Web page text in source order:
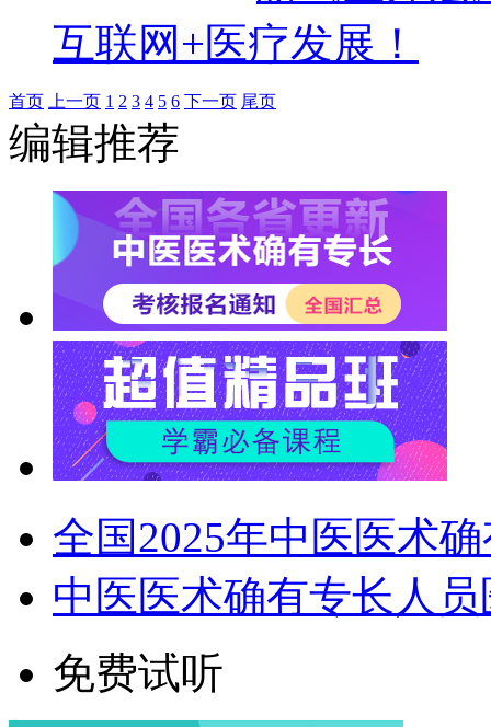
互联网+医疗发展！
首页 上一页 1 2 3 4 5 6 下一页 尾页
编辑推荐
全国2025年中医医术
中医医术确有专长人
免费试听